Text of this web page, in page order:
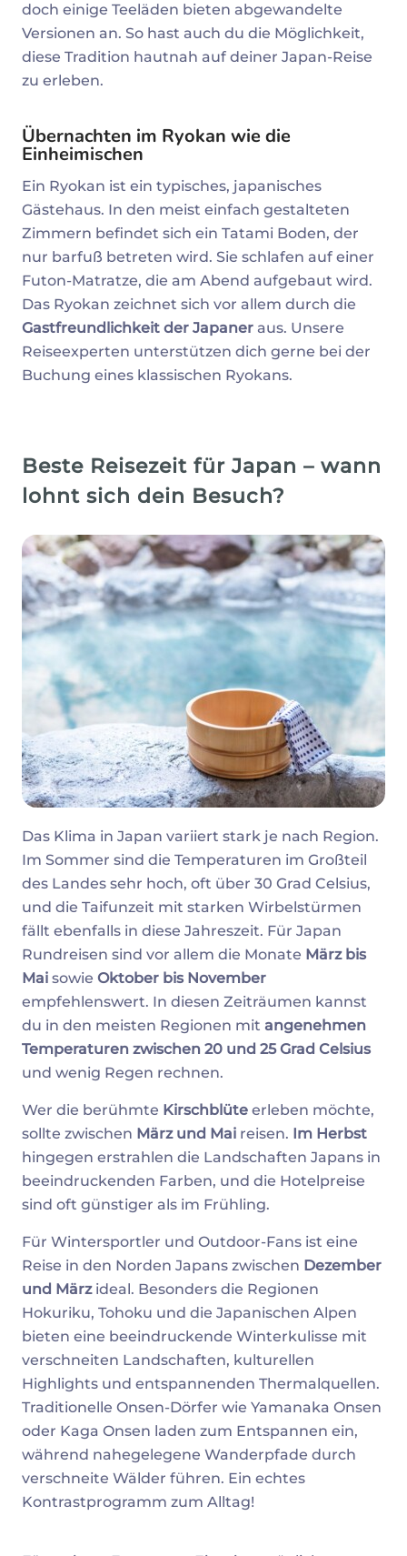
doch einige Teeläden bieten abgewandelte
Versionen an. So hast auch du die Möglichkeit,
diese Tradition hautnah auf deiner Japan-Reise
zu erleben.
Übernachten im Ryokan wie die
Einheimischen
Ein Ryokan ist ein typisches, japanisches
Gästehaus. In den meist einfach gestalteten
Zimmern befindet sich ein Tatami Boden, der
nur barfuß betreten wird. Sie schlafen auf einer
Futon-Matratze, die am Abend aufgebaut wird.
Das Ryokan zeichnet sich vor allem durch die
Gastfreundlichkeit der Japaner aus. Unsere
Reiseexperten unterstützen dich gerne bei der
Buchung eines klassischen Ryokans.
Beste Reisezeit für Japan – wann
lohnt sich dein Besuch?
Das Klima in Japan variiert stark je nach Region.
Im Sommer sind die Temperaturen im Großteil
des Landes sehr hoch, oft über 30 Grad Celsius,
und die Taifunzeit mit starken Wirbelstürmen
fällt ebenfalls in diese Jahreszeit. Für Japan
Rundreisen sind vor allem die Monate März bis
Mai sowie Oktober bis November
empfehlenswert. In diesen Zeiträumen kannst
du in den meisten Regionen mit angenehmen
Temperaturen zwischen 20 und 25 Grad Celsius
und wenig Regen rechnen.
Wer die berühmte Kirschblüte erleben möchte,
sollte zwischen März und Mai reisen. Im Herbst
hingegen erstrahlen die Landschaften Japans in
beeindruckenden Farben, und die Hotelpreise
sind oft günstiger als im Frühling.
Für Wintersportler und Outdoor-Fans ist eine
Reise in den Norden Japans zwischen Dezember
und Märzideal. Besonders die Regionen
Hokuriku, Tohoku und die Japanischen Alpen
bieten eine beeindruckende Winterkulisse mit
verschneiten Landschaften, kulturellen
Highlights und entspannenden Thermalquellen.
Traditionelle Onsen-Dörfer wie Yamanaka Onsen
oder Kaga Onsen laden zum Entspannen ein,
während nahegelegene Wanderpfade durch
verschneite Wälder führen. Ein echtes
Kontrastprogramm zum Alltag!